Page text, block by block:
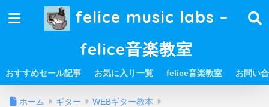
felice music labs –
felice音楽教室
おすすめセール記事 お気に入り一覧 felice音楽教室 お問い
ホーム ギター WEBギター教本